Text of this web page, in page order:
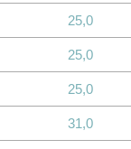
25,0
25,0
25,0
31,0